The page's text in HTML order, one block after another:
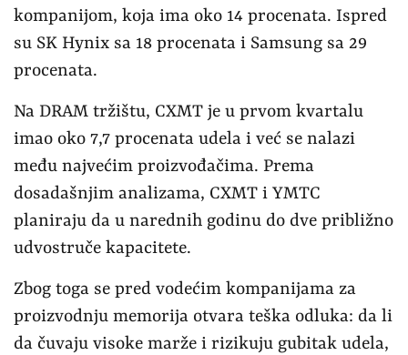
kompanijom, koja ima oko 14 procenata. Ispred
su SK Hynix sa 18 procenata i Samsung sa 29
procenata.
Na DRAM tržištu, CXMT je u prvom kvartalu
imao oko 7,7 procenata udela i već se nalazi
među najvećim proizvođačima. Prema
dosadašnjim analizama, CXMT i YMTC
planiraju da u narednih godinu do dve približno
udvostruče kapacitete.
Zbog toga se pred vodećim kompanijama za
proizvodnju memorija otvara teška odluka: da li
da čuvaju visoke marže i rizikuju gubitak udela,